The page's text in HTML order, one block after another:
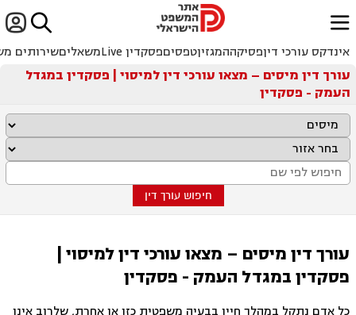

ﱐ
אינדקס עורכי דיןפסיקההמגזיןטפסיםפסקדין Live משאליםשירותים
עורך דין מיסים – מצאו עורכי דין למיסוי | פסקדין במגדל
העמק - פסקדין
חיפוש עורך דין
עורך דין מיסים – מצאו עורכי דין למיסוי |
פסקדין במגדל העמק - פסקדין
כל אדם נתקל במהלך חייו בבעיה משפטית כזו או אחרת, שלרוב אינו